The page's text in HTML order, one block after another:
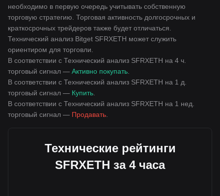
необходимо в первую очередь учитывать собственную
торговую стратегию. Торговая активность долгосрочных и
краткосрочных трейдеров также будет отличаться.
Технический анализ Bitget SFRXETH может служить
ориентиром для торговли.
В соответствии с Технический анализ SFRXETH на 4 ч.
торговый сигнал — Активно покупать
В соответствии с Технический анализ SFRXETH на 1 д.
торговый сигнал — Купить
В соответствии с Технический анализ SFRXETH на 1 нед.
торговый сигнал — Продавать
Технические рейтинги
SFRXETH за 4 часа